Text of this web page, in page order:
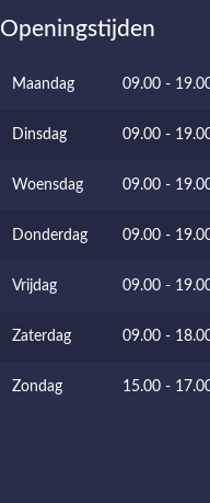
Openingstijden
Maandag 09.00 -
Dinsdag 09.00 -
Woensdag 09.00 -
Donderdag 09.00 -
Vrijdag 09.00 -
Zaterdag 09.00 -
Zondag 15.00 -